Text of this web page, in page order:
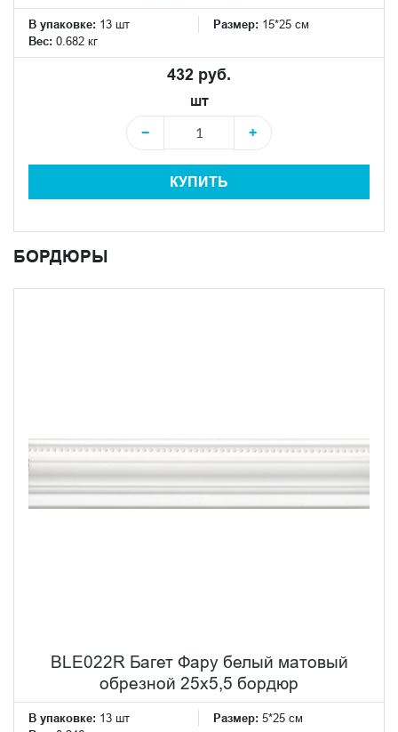
В упаковке: 13 шт Размер: 15*25 см
Вес: 0.682 кг
432 руб.
шт
−
+
КУПИТЬ
БОРДЮРЫ
BLE022R Багет Фару белый матовый
обрезной 25х5,5 бордюр
В упаковке: 13 шт Размер: 5*25 см